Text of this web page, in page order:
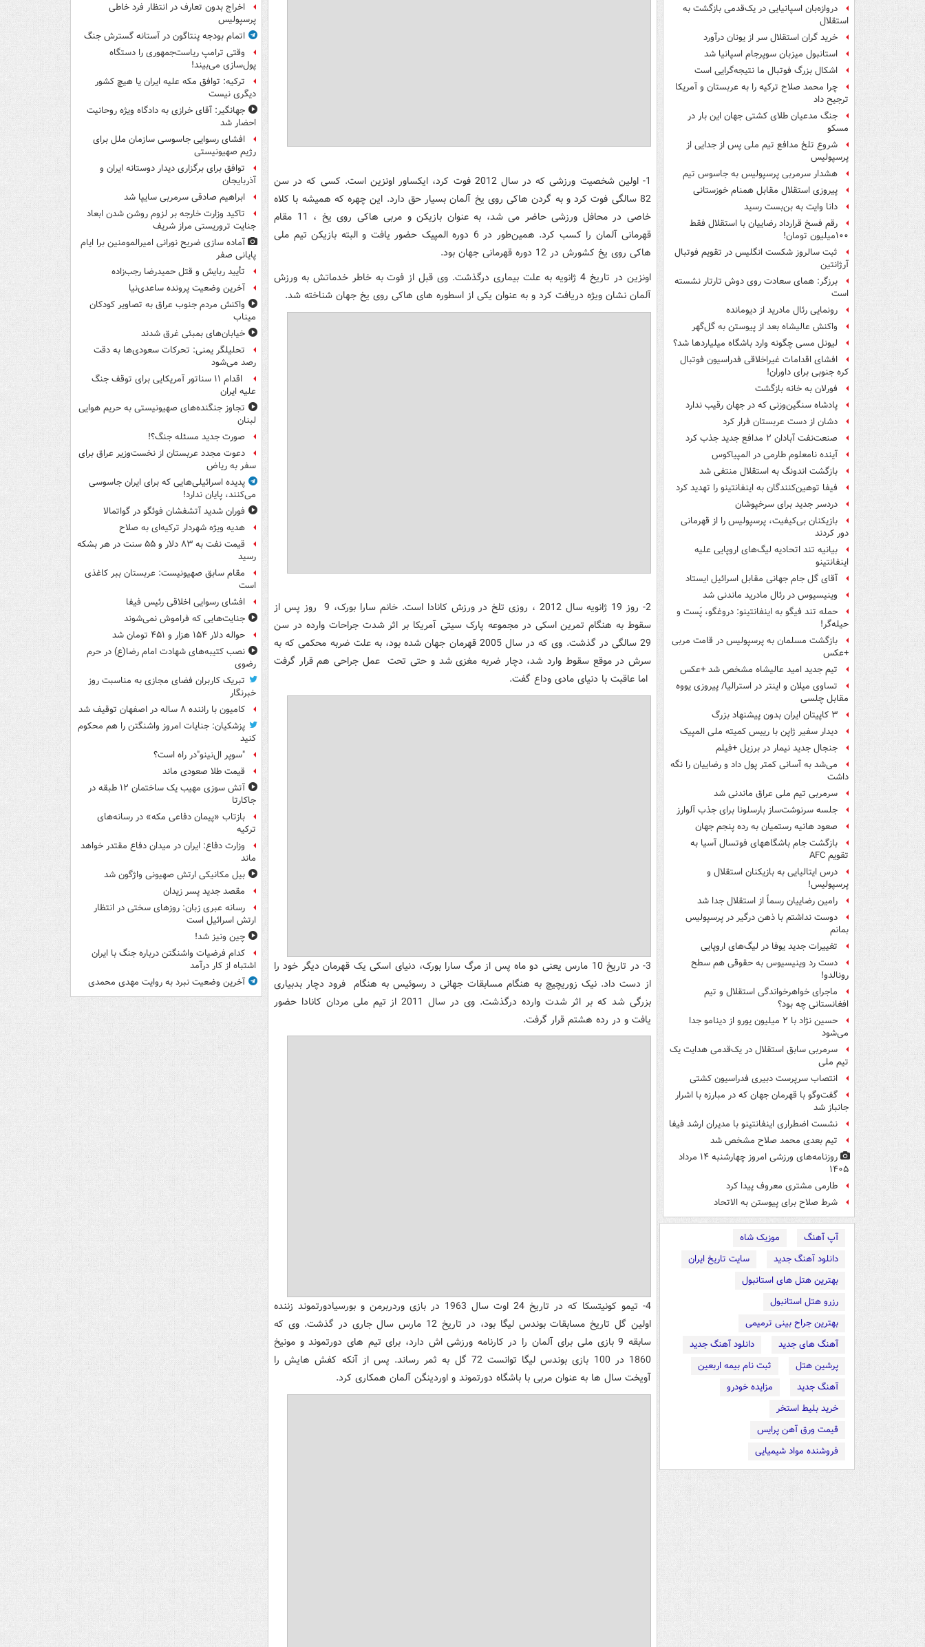
دروازه‌بان اسپانیایی در یک‌قدمی بازگشت به
استقلال
خرید گران استقلال سر از یونان درآورد
استانبول میزبان سوپرجام اسپانیا شد
اشکال بزرگ فوتبال ما نتیجه‌گرایی است
چرا محمد صلاح ترکیه را به عربستان و آمریکا
ترجیح داد
جنگ مدعیان طلای کشتی جهان این بار در
مسکو
شروع تلخ مدافع تیم ملی پس از جدایی از
پرسپولیس
هشدار سرمربی پرسپولیس به جاسوس تیم
پیروزی استقلال مقابل همنام خوزستانی
دانا وایت به بن‌بست رسید
رقم فسخ قرارداد رضاییان با استقلال فقط
۱۰۰میلیون تومان!
ثبت سالروز شکست انگلیس در تقویم فوتبال
آرژانتین
برزگر: همای سعادت روی دوش تارتار نشسته
است
رونمایی رئال مادرید از دیومانده
واکنش عالیشاه بعد از پیوستن به گل‌گهر
لیونل مسی چگونه وارد باشگاه میلیاردها شد؟
افشای اقدامات غیراخلاقی فدراسیون فوتبال
کره جنوبی برای داوران!
فورلان به خانه بازگشت
پادشاه سنگین‌وزنی که در جهان رقیب ندارد
دشان از دست عربستان فرار کرد
صنعت‌نفت آبادان ۲ مدافع جدید جذب کرد
آینده نامعلوم طارمی در المپیاکوس
بازگشت اندونگ به استقلال منتفی شد
فیفا توهین‌کنندگان به اینفانتینو را تهدید کرد
دردسر جدید برای سرخپوشان
بازیکنان بی‌کیفیت، پرسپولیس را از قهرمانی
دور کردند
بیانیه تند اتحادیه لیگ‌های اروپایی علیه
اینفانتینو
آقای گل جام جهانی مقابل اسرائیل ایستاد
وینیسیوس در رئال مادرید ماندنی شد
حمله تند فیگو به اینفانتینو: دروغگو، پَست‌ و
حیله‌گر!
بازگشت مسلمان به پرسپولیس در قامت مربی
+عکس
تیم جدید امید عالیشاه مشخص شد +عکس
تساوی میلان و اینتر در استرالیا/ پیروزی یووه
مقابل چلسی
۳ کاپیتان ایران بدون پیشنهاد بزرگ
دیدار سفیر ژاپن با رییس کمیته ملی المپیک
جنجال جدید نیمار در برزیل +فیلم
می‌شد به آسانی کمتر پول داد و رضاییان را نگه
داشت
سرمربی تیم ملی عراق ماندنی شد
جلسه سرنوشت‌ساز بارسلونا برای جذب آلوارز
صعود هانیه رستمیان به رده پنجم جهان
بازگشت جام باشگاههای فوتسال آسیا به
تقویم AFC
درس ایتالیایی‌ به بازیکنان استقلال و
پرسپولیس!
رامین رضاییان رسماً از استقلال جدا شد
دوست نداشتم با ذهن درگیر در پرسپولیس
بمانم
تغییرات جدید یوفا در لیگ‌های اروپایی
دست رد وینیسیوس به حقوقی هم سطح
رونالدو!
ماجرای خواهرخواندگی استقلال و تیم
افغانستانی چه بود؟
حسین نژاد با ۲ میلیون یورو از دینامو جدا
می‌شود
سرمربی سابق استقلال در یک‌قدمی هدایت یک
تیم ملی
انتصاب سرپرست دبیری فدراسیون کشتی
گفت‌وگو با قهرمان جهان که در مبارزه با اشرار
جانباز شد
نشست اضطراری اینفانتینو با مدیران ارشد فیفا
تیم بعدی محمد صلاح مشخص شد
روزنامه‌های ورزشی امروز چهارشنبه ۱۴ مرداد
۱۴۰۵
طارمی مشتری معروف پیدا کرد
شرط صلاح برای پیوستن به الاتحاد
آپ آهنگ
موزیک شاه
دانلود آهنگ جدید
سایت تاریخ ایران
بهترین هتل های استانبول
رزرو هتل استانبول
بهترین جراح بینی ترمیمی
آهنگ های جدید
دانلود آهنگ جدید
پرشین هتل
ثبت نام بیمه اربعین
آهنگ جدید
مزایده خودرو
خرید بلیط استخر
قیمت ورق آهن پرایس
فروشنده مواد شیمیایی
1- اولین شخصیت ورزشی که در سال 2012 فوت کرد، ایکساور اونزین است. کسی که در سن
82 سالگی فوت کرد و به گردن هاکی روی یخ آلمان بسیار حق دارد. این چهره که همیشه با کلاه
خاصی در محافل ورزشی حاضر می شد، به عنوان بازیکن و مربی هاکی روی یخ ، 11 مقام
قهرمانی آلمان را کسب کرد. همین‌طور در 6 دوره المپیک حضور یافت و البته بازیکن تیم ملی
هاکی روی یخ کشورش در 12 دوره قهرمانی جهان بود.
اونزین در تاریخ 4 ژانویه به علت بیماری درگذشت. وی قبل از فوت به خاطر خدماتش به ورزش
آلمان نشان ویژه دریافت کرد و به عنوان یکی از اسطوره های هاکی روی یخ جهان شناخته شد.
2- روز 19 ژانویه سال 2012 ، روزی تلخ در ورزش کانادا است. خانم سارا بورک، 9 روز پس از
سقوط به هنگام تمرین اسکی در مجموعه پارک سیتی آمریکا بر اثر شدت جراحات وارده در سن
29 سالگی در گذشت. وی که در سال 2005 قهرمان جهان شده بود، به علت ضربه محکمی که به
سرش در موقع سقوط وارد شد، دچار ضربه مغزی شد و حتی تحت عمل جراحی هم قرار گرفت
اما عاقبت با دنیای مادی وداع گفت.
3- در تاریخ 10 مارس یعنی دو ماه پس از مرگ سارا بورک، دنیای اسکی یک قهرمان دیگر خود را
از دست داد. نیک زوریچیچ به هنگام مسابقات جهانی د رسوئیس به هنگام فرود دچار بدبیاری
بزرگی شد که بر اثر شدت وارده درگذشت. وی در سال 2011 از تیم ملی مردان کانادا حضور
یافت و در رده هشتم قرار گرفت.
4- تیمو کونیتسکا که در تاریخ 24 اوت سال 1963 در بازی وردربرمن و بورسیادورتموند زننده
اولین گل تاریخ مسابقات بوندس لیگا بود، در تاریخ 12 مارس سال جاری در گذشت. وی که
سابقه 9 بازی ملی برای آلمان را در کارنامه ورزشی اش دارد، برای تیم های دورتموند و مونیخ
1860 در 100 بازی بوندس لیگا توانست 72 گل به ثمر رساند. پس از آنکه کفش هایش را
آویخت سال ها به عنوان مربی با باشگاه دورتموند و اوردینگن آلمان همکاری کرد.
اخراج بدون تعارف در انتظار فرد خاطی
پرسپولیس
اتمام بودجه پنتاگون در آستانه گسترش جنگ
وقتی ترامپ ریاست‌جمهوری را دستگاه
پول‌سازی می‌بیند!
ترکیه: توافق مکه علیه ایران یا هیچ کشور
دیگری نیست
جهانگیر: آقای خرازی به دادگاه ویژه روحانیت
احضار شد
افشای رسوایی جاسوسی سازمان ملل برای
رژیم صهیونیستی
توافق برای برگزاری دیدار دوستانه ایران و
آذربایجان
ابراهیم صادقی سرمربی سایپا شد
تاکید وزارت خارجه بر لزوم روشن شدن ابعاد
جنایت تروریستی مراز شریف
آماده سازی ضریح نورانی امیرالمومنین برا ایام
پایانی صفر
تأیید ربایش و قتل حمیدرضا رجب‌زاده
آخرین وضعیت پرونده ساعدی‌نیا
واکنش مردم جنوب عراق به تصاویر کودکان
میناب
خیابان‌های بمبئی غرق شدند
تحلیلگر یمنی: تحرکات سعودی‌ها به دقت
رصد می‌شود
اقدام ۱۱ سناتور آمریکایی برای توقف جنگ
علیه ایران
تجاوز جنگنده‌های صهیونیستی به حریم هوایی
لبنان
صورت جدید مسئله جنگ؟!
دعوت مجدد عربستان از نخست‌وزیر عراق برای
سفر به ریاض
پدیده اسرائیلی‌هایی که برای ایران جاسوسی
می‌کنند، پایان ندارد!
فوران شدید آتشفشان فوئگو در گواتمالا
هدیه ویژه شهردار ترکیه‌ای به صلاح
قیمت نفت به ۸۳ دلار و ۵۵ سنت در هر بشکه
رسید
مقام سابق صهیونیست: عربستان ببر کاغذی
است
افشای رسوایی اخلاقی رئیس فیفا
جنایت‌هایی که فراموش نمی‌شوند
حواله دلار ۱۵۴ هزار و ۴۵۱ تومان شد
نصب کتیبه‌های شهادت امام رضا(ع) در حرم
رضوی
تبریک کاربران فضای مجازی به مناسبت روز
خبرنگار
کامیون با راننده ۸ ساله در اصفهان توقیف شد
پزشکیان: جنایات امروز واشنگتن را هم محکوم
کنید
"سوپر ال‌نینو"در راه است؟
قیمت طلا صعودی ماند
آتش سوزی مهیب یک ساختمان ۱۲ طبقه در
جاکارتا
بازتاب «پیمان دفاعی مکه» در رسانه‌های
ترکیه
وزارت دفاع: ایران در میدان دفاع مقتدر خواهد
ماند
بیل مکانیکی ارتش صهیونی واژگون شد
مقصد جدید پسر زیدان
رسانه عبری زبان: روزهای سختی در انتظار
ارتش اسرائیل است
چین ونیز شد!
کدام فرضیات واشنگتن درباره جنگ با ایران
اشتباه از کار درآمد
آخرین وضعیت نبرد به روایت مهدی محمدی